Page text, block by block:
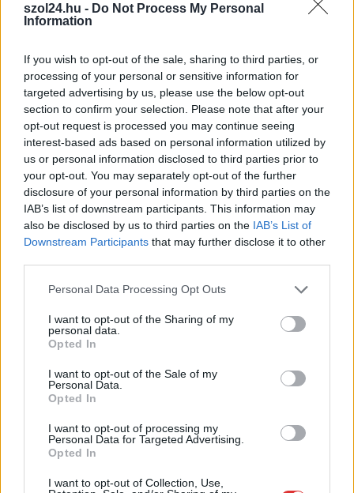
szol24.hu - Do Not Process My Personal
Information
If you wish to opt-out of the sale, sharing to third parties, or
processing of your personal or sensitive information for
targeted advertising by us, please use the below opt-out
section to confirm your selection. Please note that after your
opt-out request is processed you may continue seeing
interest-based ads based on personal information utilized by
us or personal information disclosed to third parties prior to
your opt-out. You may separately opt-out of the further
disclosure of your personal information by third parties on the
IAB’s list of downstream participants. This information may
also be disclosed by us to third parties on the IAB’s List of
Downstream Participants that may further disclose it to other
Please note that this website/app uses one or more Google
not limited to your visit or usage behaviour. You may click to
grant or deny consent to Google and its third-party tags to
use your data for below specified purposes in below Google
consent section.
Personal Data Processing Opt Outs
I want to opt-out of the Sharing of my
personal data.
Opted In
I want to opt-out of the Sale of my
Personal Data.
Opted In
I want to opt-out of processing my
Personal Data for Targeted Advertising.
Opted In
I want to opt-out of Collection, Use,
felajánlotta, hogy
történjen az ukrán gabonaexport. Azért van szükség alternatív
útvonalakra, mert az orosz haditengerészet blokád alatt tartja
a fekete-tengeri ukrán kikötőket, ezért nem jut ki Ukrajnából a
gabona, ami a világ több országában éhínséghez vezethet. A
háború miatt 20-25 millió tonna gabona rekedt Ukrajnában,
és a harcok miatt az idei termést is alig tudják learatni az
ukrán gazdák. A magyar külügyminiszter arról is beszélt a
luxemburgi tanácskozáson, hogy nem számít fennakadásokra
az orosz gázszállításokban.…
Magyarország export,háború,ukrajna